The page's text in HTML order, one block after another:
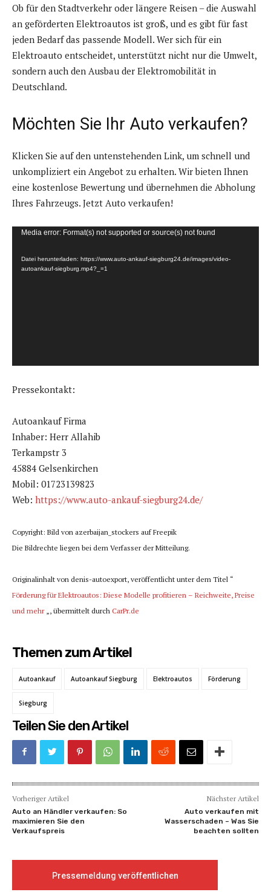
Ob für den Stadtverkehr oder längere Reisen – die Auswahl
an geförderten Elektroautos ist groß, und es gibt für fast
jeden Bedarf das passende Modell. Wer sich für ein
Elektroauto entscheidet, unterstützt nicht nur die Umwelt,
sondern auch den Ausbau der Elektromobilität in
Deutschland.
Möchten Sie Ihr Auto verkaufen?
Klicken Sie auf den untenstehenden Link, um schnell und
unkompliziert ein Angebot zu erhalten. Wir bieten Ihnen
eine kostenlose Bewertung und übernehmen die Abholung
Ihres Fahrzeugs. Jetzt Auto verkaufen!
e
Media error: Format(s) not supported or source(s) not found
Datei herunterladen: https://www.auto-ankauf-siegburg24.de/images/video-
autoankauf-siegburg.mp4?_=1
Pressekontakt:
Autoankauf Firma
Inhaber: Herr Allahib
Terkampstr 3
45884 Gelsenkirchen
Mobil: 01723139823
Web: https://www.auto-ankauf-siegburg24.de/
Copyright: Bild von azerbaijan_stockers auf Freepik
Die Bildrechte liegen bei dem Verfasser der Mitteilung.
Originalinhalt von denis-autoexport, veröffentlicht unter dem Titel “
Förderung für Elektroautos: Diese Modelle profitieren – Reichweite, Preise
und mehr„, übermittelt durch CarPr.de
Themen zum Artikel
Autoankauf Autoankauf Siegburg Elektroautos Förderung
Siegburg
Teilen Sie den Artikel
Vorheriger Artikel
Auto an Händler verkaufen: So
maximieren Sie den
Verkaufspreis
Nächster Artikel
Auto verkaufen mit
Wasserschaden – Was Sie
beachten sollten
Pressemeldung veröffentlichen